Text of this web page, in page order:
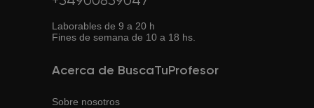
Laborables de 9 a 20 h
Fines de semana de 10 a 18 hs.
Acerca de BuscaTuProfesor
Sobre nosotros